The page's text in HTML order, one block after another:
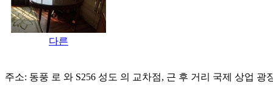
다른
주소: 동풍 로 와 S256 성도 의 교차점, 근 후 거리 국제 상업 광